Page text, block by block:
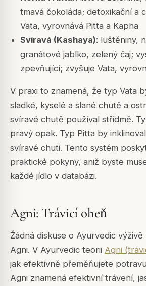
tmavá čokoláda; detoxikační a
Vata, vyrovnává Pitta a Kapha
Svíravá (Kashaya): luštěniny,
granátové jablko, zelený čaj;
zpevňující; zvyšuje Vata,
V praxi to znamená, že typ Vata
sladké, kyselé a slané chutě a
svíravé chutě používal střídmě.
pravý opak. Typ Pitta by
svíravé chuti. Tento systém
praktické pokyny, aniž byste
každé jídlo v databázi.
Agni: Trávicí oheň
Žádná diskuse o Ayurvedic
Agni. V Ayurvedic teorii Agni
jak efektivně přeměňujete
Agni znamená efektivní trávení,